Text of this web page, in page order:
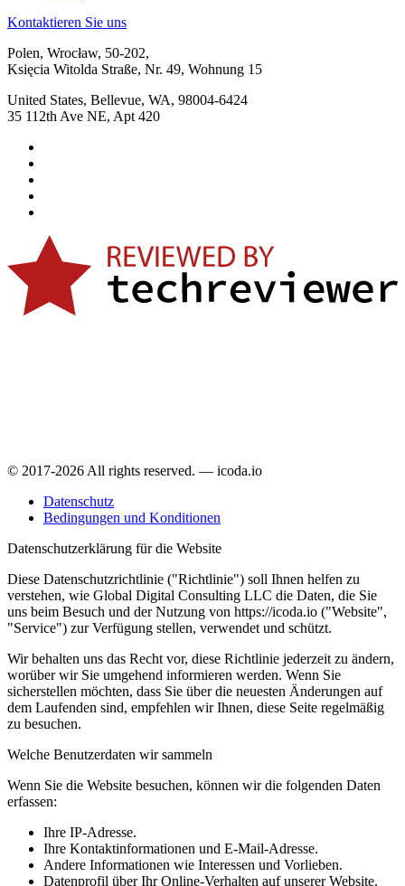
Kontaktieren Sie uns
Polen, Wrocław, 50-202,
Księcia Witolda Straße, Nr. 49, Wohnung 15
United States, Bellevue, WA, 98004-6424
35 112th Ave NE, Apt 420
© 2017-2026 All rights reserved. — icoda.io
Datenschutz
Bedingungen und Konditionen
Datenschutzerklärung für die Website
Diese Datenschutzrichtlinie ("Richtlinie") soll Ihnen helfen zu
verstehen, wie Global Digital Consulting LLC die Daten, die Sie
uns beim Besuch und der Nutzung von https://icoda.io ("Website",
"Service") zur Verfügung stellen, verwendet und schützt.
Wir behalten uns das Recht vor, diese Richtlinie jederzeit zu ändern,
worüber wir Sie umgehend informieren werden. Wenn Sie
sicherstellen möchten, dass Sie über die neuesten Änderungen auf
dem Laufenden sind, empfehlen wir Ihnen, diese Seite regelmäßig
zu besuchen.
Welche Benutzerdaten wir sammeln
Wenn Sie die Website besuchen, können wir die folgenden Daten
erfassen:
Ihre IP-Adresse.
Ihre Kontaktinformationen und E-Mail-Adresse.
Andere Informationen wie Interessen und Vorlieben.
Datenprofil über Ihr Online-Verhalten auf unserer Website.